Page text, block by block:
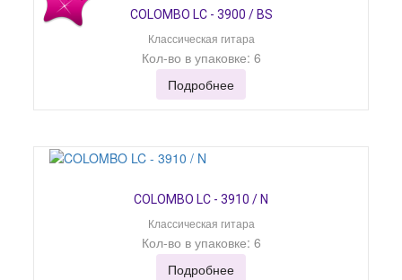
COLOMBO LC - 3900 / BS
Классическая гитара
Кол-во в упаковке: 6
Подробнее
COLOMBO LC - 3910 / N
Классическая гитара
Кол-во в упаковке: 6
Подробнее